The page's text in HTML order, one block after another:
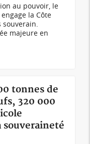
au pouvoir, le
la Côte
souverain.
majeure en
tonnes de
320 000